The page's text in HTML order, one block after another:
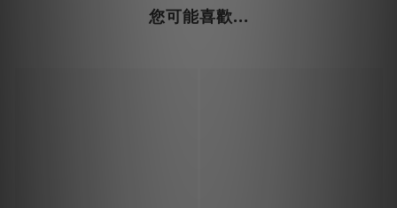
您可能喜歡...